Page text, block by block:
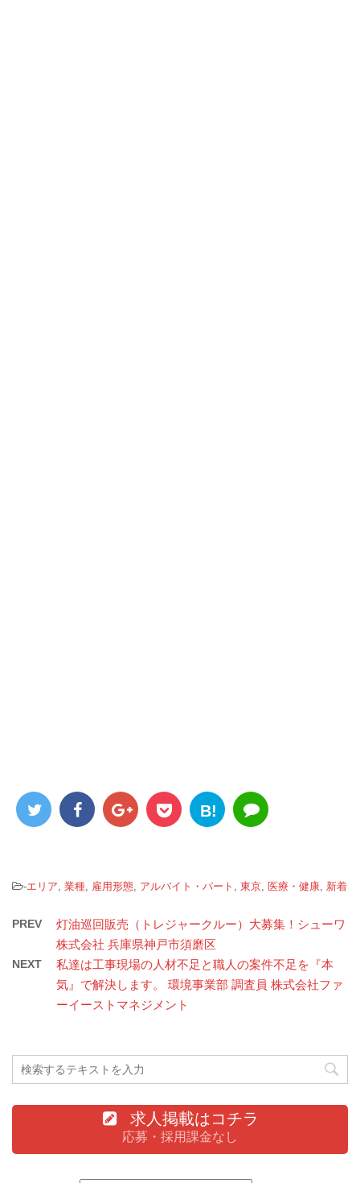
B!
-エリア 業種 雇用形態 アルバイト・パート 東京 医療・健康 新着
PREV
灯油巡回販売（トレジャークルー）大募集！シューワ
株式会社 兵庫県神戸市須磨区
NEXT
私達は工事現場の人材不足と職人の案件不足を『本
気』で解決します。 環境事業部 調査員 株式会社ファ
ーイーストマネジメント
求人掲載はコチラ
応募・採用課金なし